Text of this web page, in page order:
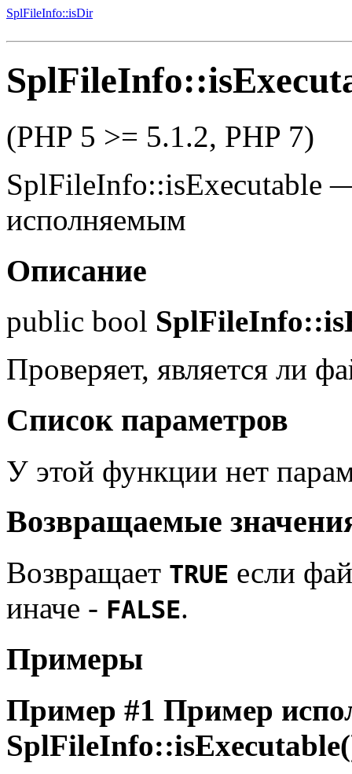
SplFileInfo::isDir
(PHP 5 >= 5.1.2, PHP 7)
SplFileInfo::isExecutable
исполняемым
Описание
public bool
Проверяет, является ли
Список параметров
У этой функции нет
Возвращаемые
Возвращает TRUE если
иначе - FALSE.
Примеры
Пример #1 Пример